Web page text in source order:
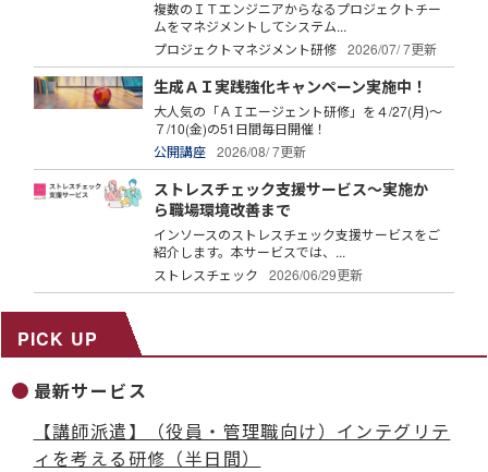
複数のＩＴエンジニアからなるプロジェクトチー
ムをマネジメントしてシステム...
プロジェクトマネジメント研修
2026/07/ 7更新
生成ＡＩ実践強化キャンペーン実施中！
大人気の「ＡＩエージェント研修」を４/27(月)～
７/10(金)の51日間毎日開催！
公開講座
2026/08/ 7更新
ストレスチェック支援サービス～実施か
ら職場環境改善まで
インソースのストレスチェック支援サービスをご
紹介します。本サービスでは、...
ストレスチェック
2026/06/29更新
PICK UP
最新サービス
【講師派遣】（役員・管理職向け）インテグリテ
ィを考える研修（半日間）